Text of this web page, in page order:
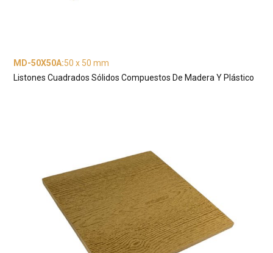
MD-50X50A:50 x 50 mm
Listones Cuadrados Sólidos Compuestos De Madera Y Plástico